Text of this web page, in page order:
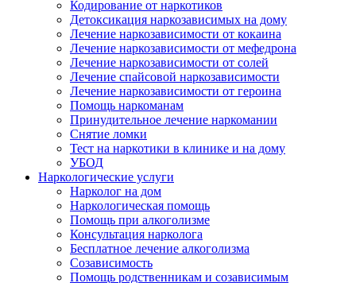
Кодирование от наркотиков
Детоксикация наркозависимых на дому
Лечение наркозависимости от кокаина
Лечение наркозависимости от мефедрона
Лечение наркозависимости от солей
Лечение спайсовой наркозависимости
Лечение наркозависимости от героина
Помощь наркоманам
Принудительное лечение наркомании
Снятие ломки
Тест на наркотики в клинике и на дому
УБОД
Наркологические услуги
Нарколог на дом
Наркологическая помощь
Помощь при алкоголизме
Консультация нарколога
Бесплатное лечение алкоголизма
Созависимость
Помощь родственникам и созависимым